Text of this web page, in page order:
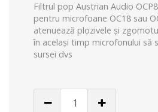
Filtrul pop Austrian Audio
pentru microfoane OC18 sau
atenuează plozivele și
în același timp microfonului să
sursei dvs